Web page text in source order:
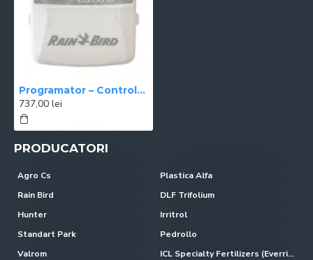
Programator – Controler RC2-6i, 6 zone interior Rain Bird, WI-FI INCLUS
737,00 lei
PRODUCATORI
Agro Cs
Plastica Alfa
Rain Bird
DLF Trifolium
Hunter
Irritrol
Standart Park
Pedrollo
Valrom
ICL Specialty Fertilizers (Everris-Scotts)